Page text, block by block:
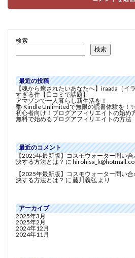
検索
検索
最近の投稿
【魂から癒されたいあなたへ】iraada（イ
すぎる件【口コミで話題】
アマゾンで一人暮らし新生活を！
📚 Kindle Unlimitedで無限の読書体験を！✨
初心者向け！ブログアフィリエイトの始め
無料で始めるブログアフィリエイトの方法
最近のコメント
【2025年最新版】コスモウォーター問い
決する方法とは？ に
【2025年最新版】コスモウォーター問い
決する方法とは？ に 藤川義弘 より
アーカイブ
2025年3月
2025年2月
2024年12月
2024年11月